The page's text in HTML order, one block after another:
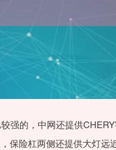
强的，中网还提供
保险杠两侧还提供大灯远